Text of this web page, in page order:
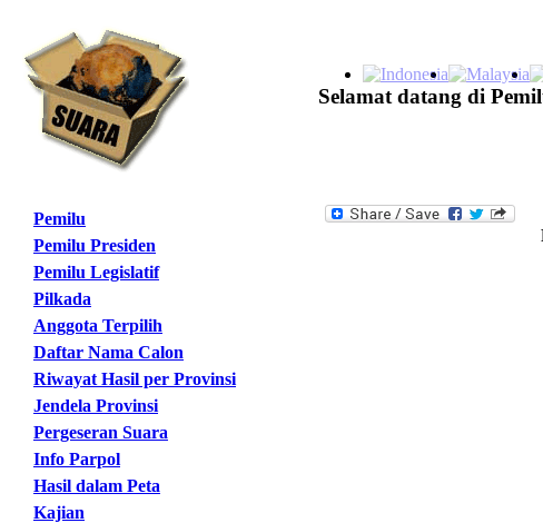
Selamat datang di
Pemilu
Pemilu Presiden
Pemilu Legislatif
Pilkada
Anggota Terpilih
Daftar Nama Calon
Riwayat Hasil per Provinsi
Jendela Provinsi
Pergeseran Suara
Info Parpol
Hasil dalam Peta
Kajian